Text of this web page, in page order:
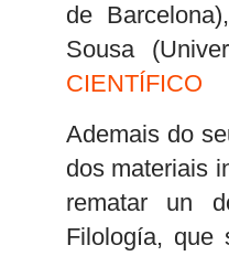
de
Sousa
CIENTÍFICO
Ademais do
dos materiais
rematar un
Filología, que